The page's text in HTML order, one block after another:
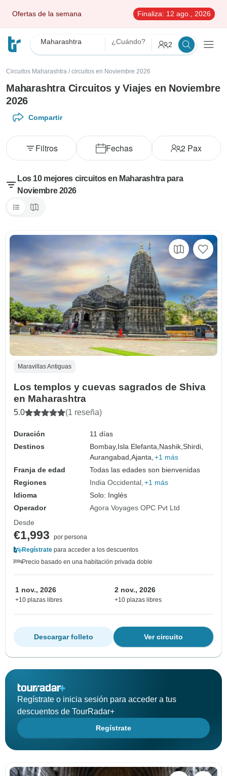
Ofertas de la semana Finaliza: 12 ago., 2026
Maharashtra ¿Cuándo? 2
Circuitos Maharashtra / circuitos en Noviembre 2026
Maharashtra Circuitos y Viajes en Noviembre
2026
Compartir
Fechas 2 Pax
Filtros
Los 10 mejores circuitos en Maharashtra para
Noviembre 2026
Maravillas Antiguas
Los templos y cuevas sagrados de Shiva
en Maharashtra
5.0 (1 reseña)
Duración
11 días
Destinos
Bombay, Isla Elefanta, Nashik,Shirdi,
Aurangabad,Ajanta, +1 más
Franja de edad
Todas las edades son bienvenidas
Regiones
India Occidental +1 más
Idioma
Solo: Inglés
Operador
Agora Voyages OPC Pvt Ltd
Desde
€1,993
por persona
Regístrate para acceder a los descuentos
Precio basado en una habitación privada doble
1 nov., 2026
+10 plazas libres
2 nov., 2026
+10 plazas libres
Ver circuito
Descargar folleto
Regístrate o inicia sesión para acceder a tus
descuentos de TourRadar+
Regístrate